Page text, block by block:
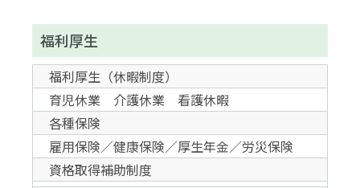
福利厚生
福利厚生（休暇制度）
育児休業 介護休業 看護休暇
各種保険
雇用保険／健康保険／厚生年金／労災保険
資格取得補助制度